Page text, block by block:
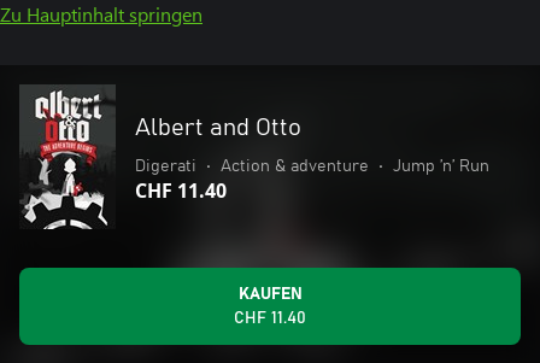
Zu Hauptinhalt springen
Albert and Otto
Digerati • Action & adventure • Jump ’n’ Run
CHF 11.40
KAUFEN
CHF 11.40